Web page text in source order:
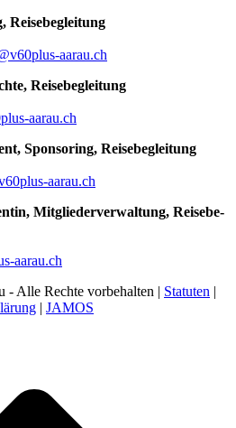
Reise­be­gleitung
aarau.ch
Reise­be­gleitung
aarau.ch
Spon­sor­ing, Reise­be­gleitung
aarau.ch
Mit­gliederver­wal­tung, Reise­be­
aarau.ch
- Alle Rechte vorbehalten | Statuten |
| JAMOS